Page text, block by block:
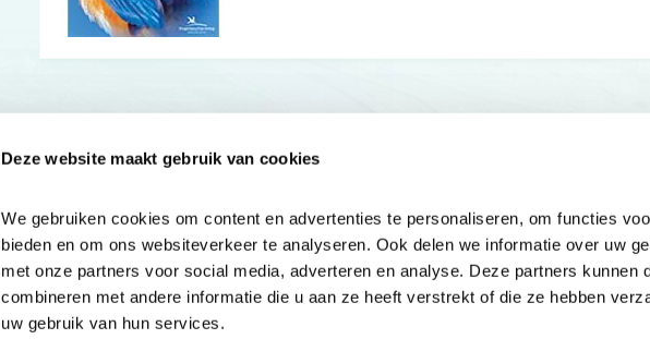
Deze website maakt gebruik van cookies
We gebruiken cookies om content en advertenties te personaliseren, om functies
bieden en om ons websiteverkeer te analyseren. Ook delen we informatie over uw
met onze partners voor social media, adverteren en analyse. Deze partners kunnen
combineren met andere informatie die u aan ze heeft verstrekt of die ze hebben
uw gebruik van hun services.